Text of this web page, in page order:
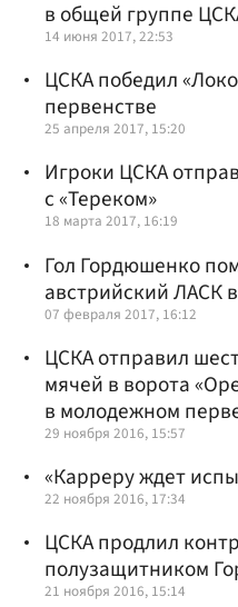
в общей группе
14 июня 2017, 22:53
ЦСКА победил
первенстве
25 апреля 2017, 15:20
Игроки ЦСКА
с «Тереком»
18 марта 2017, 16:19
Гол Гордюшенко
австрийский ЛАСК
07 февраля 2017, 16:12
ЦСКА отправил
мячей в ворота
в молодежном
29 ноября 2016, 15:57
«Карреру ждет
22 ноября 2016, 17:34
ЦСКА продлил
полузащитником
21 ноября 2016, 15:14